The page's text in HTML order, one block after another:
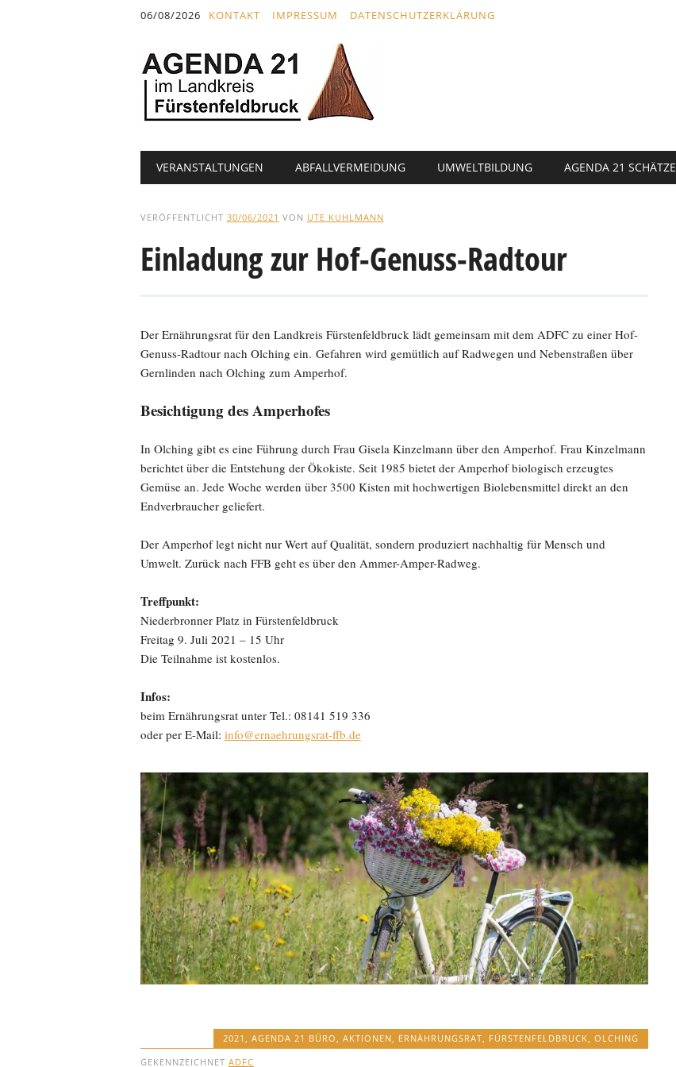
06/08/2026 KONTAKT IMPRESSUM DATENSCHUTZERKLÄRUNG
Hauptmenü
Abbrechen
Text
VERANSTALTUNGEN ABFALLVERMEIDUNG UMWELTBILDUNG AGENDA 21 SCHÄTZE
VERÖFFENTLICHT 30/06/2021 VON UTE KUHLMANN
Einladung zur Hof-Genuss-Radtour
Der Ernährungsrat für den Landkreis Fürstenfeldbruck lädt gemeinsam mit dem ADFC zu einer Hof-
Genuss-Radtour nach Olching ein. Gefahren wird gemütlich auf Radwegen und Nebenstraßen über
Gernlinden nach Olching zum Amperhof.
Besichtigung des Amperhofes
In Olching gibt es eine Führung durch Frau Gisela Kinzelmann über den Amperhof. Frau Kinzelmann
berichtet über die Entstehung der Ökokiste. Seit 1985 bietet der Amperhof biologisch erzeugtes
Gemüse an. Jede Woche werden über 3500 Kisten mit hochwertigen Biolebensmittel direkt an den
Endverbraucher geliefert.
Der Amperhof legt nicht nur Wert auf Qualität, sondern produziert nachhaltig für Mensch und
Umwelt. Zurück nach FFB geht es über den Ammer-Amper-Radweg.
Treffpunkt:
Niederbronner Platz in Fürstenfeldbruck
Freitag 9. Juli 2021 – 15 Uhr
Die Teilnahme ist kostenlos.
Infos:
beim Ernährungsrat unter Tel.: 08141 519 336
oder per E-Mail: info@ernaehrungsrat-ffb.de
2021 ,AGENDA 21 BÜRO ,AKTIONEN ERNÄHRUNGSRAT FÜRSTENFELDBRUCK ,OLCHING
GEKENNZEICHNET ADFC